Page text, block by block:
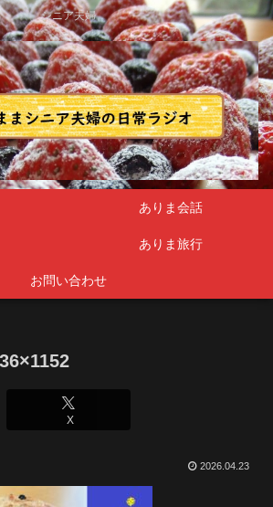
シニア夫婦
ありま会話
ありま旅行
お問い合わせ
X
2026.04.23